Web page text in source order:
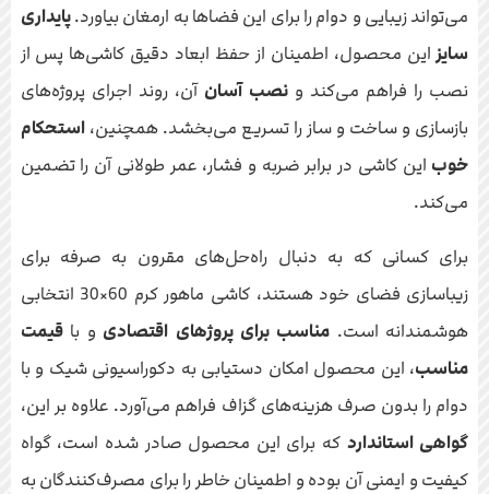
می‌تواند زیبایی و دوام را برای این فضاها به ارمغان بیاورد.پایداری
سایزاین محصول، اطمینان از حفظ ابعاد دقیق کاشی‌ها پس از
نصب را فراهم می‌کند و نصب آسان آن، روند اجرای پروژه‌های
بازسازی و ساخت و ساز را تسریع می‌بخشد. همچنین،استحکام
خوب این کاشی در برابر ضربه و فشار، عمر طولانی آن را تضمین
می‌کند.
برای کسانی که به دنبال راه‌حل‌های مقرون به صرفه برای
زیباسازی فضای خود هستند، کاشی ماهور کرم 60×30 انتخابی
هوشمندانه است. مناسب برای پروژهای اقتصادی و باقیمت
مناسب، این محصول امکان دستیابی به دکوراسیونی شیک و با
دوام را بدون صرف هزینه‌های گزاف فراهم می‌آورد. علاوه بر این،
گواهی استاندارد که برای این محصول صادر شده است، گواه
کیفیت و ایمنی آن بوده و اطمینان خاطر را برای مصرف‌کنندگان به